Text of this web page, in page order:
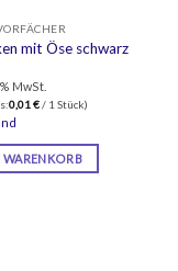
mit Öse schwarz
MwSt.
0,01 €/ 1 Stück)
WARENKORB